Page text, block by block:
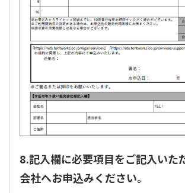
8.記入欄に必要項目をご記入いた
会社へお申込みください。